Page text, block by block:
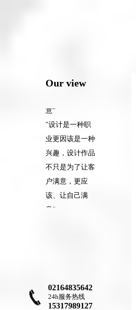
Our view
该、让自己满
"设计是一种职
业更因该是一种
兴趣，设计作品
不只是为了让客
户满意，更应
该、让自己满
意"
意"
02164835642
24h服务热线
15317989127